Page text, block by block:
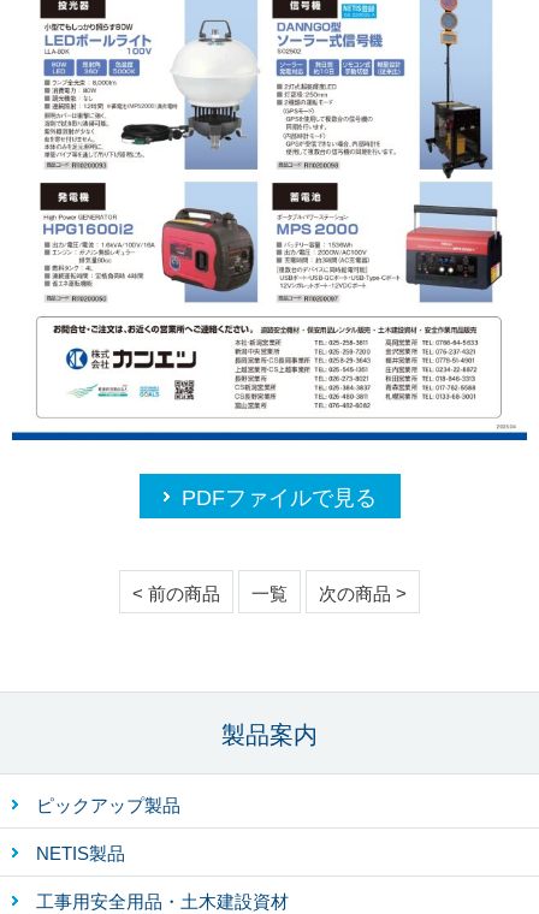
PDFファイルで見る
< 前の商品 一覧 次の商品 >
製品案内
ピックアップ製品
NETIS製品
工事用安全用品・土木建設資材